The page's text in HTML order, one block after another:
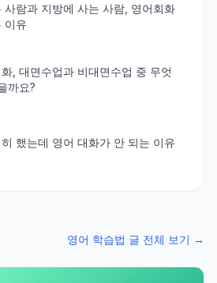
사람과 지방에 사는 사람, 영어회화
이유
, 대면수업과 비대면수업 중 무엇
까요?
했는데 영어 대화가 안 되는 이유
영어 학습법 글 전체 보기 →